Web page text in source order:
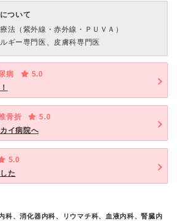
ついて
法（紫外線・赤外線・ＰＵＶＡ）
ギー専門医、皮膚科専門医
病
5.0
骨折
5.0
イ病院へ
5.0
た
科、消化器内科、リウマチ科、血液内科、腎臓内